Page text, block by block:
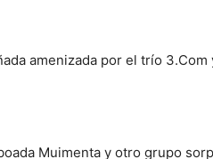
amenizada por el trío 3.Com
Muimenta y otro grupo